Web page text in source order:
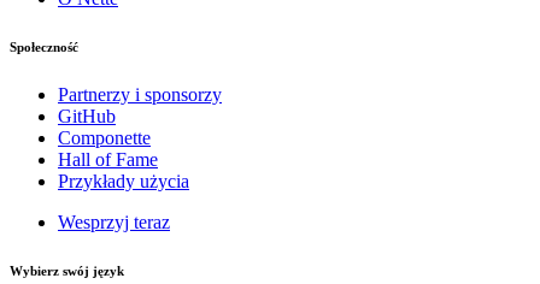
Społeczność
Partnerzy i sponsorzy
GitHub
Componette
Hall of Fame
Przykłady użycia
Wesprzyj teraz
Wybierz swój język